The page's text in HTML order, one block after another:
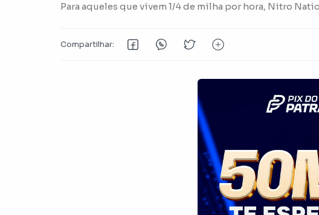
Para aqueles que vivem 1/4 de milha por hora, Nitro